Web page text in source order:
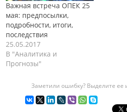
Важная встреча ОПЕК 25
мая: предпосылки,
подробности, итоги,
последствия
25.05.2017
В "Аналитика и
Прогнозы"
Заметили ошибку? Выделите ее